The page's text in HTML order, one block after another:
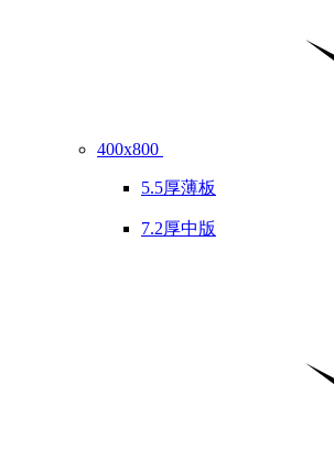
400x800
5.5厚薄板
7.2厚中版